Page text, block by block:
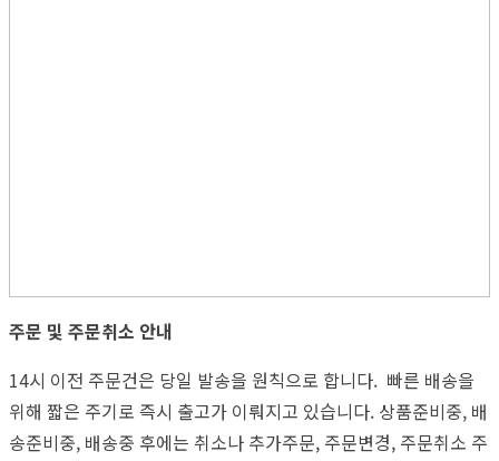
주문 및 주문취소 안내
14시 이전 주문건은 당일 발송을 원칙으로 합니다. 빠른 배송을
위해 짧은 주기로 즉시 출고가 이뤄지고 있습니다. 상품준비중, 배
송준비중, 배송중 후에는 취소나 추가주문, 주문변경, 주문취소 주